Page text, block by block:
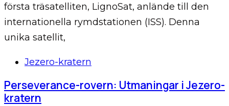
första träsatelliten, LignoSat, anlände till den
internationella rymdstationen (ISS). Denna
unika satellit,
TagsJezero-kratern
Perseverance-rovern: Utmaningar i Jezero-
kratern